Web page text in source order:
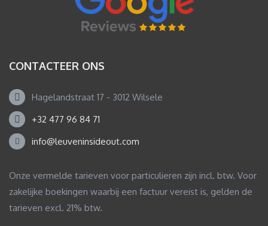
CONTACTEER ONS
Hagelandstraat 17 - 3012 Wilsele
+32 477 96 84 71
info@leuveninsideout.com
Onze vermelde tarieven voor particulieren zijn incl. btw. Voor
zakelijke boekingen waarbij een factuur vereist is, gelden de
tarieven excl. 21% btw.